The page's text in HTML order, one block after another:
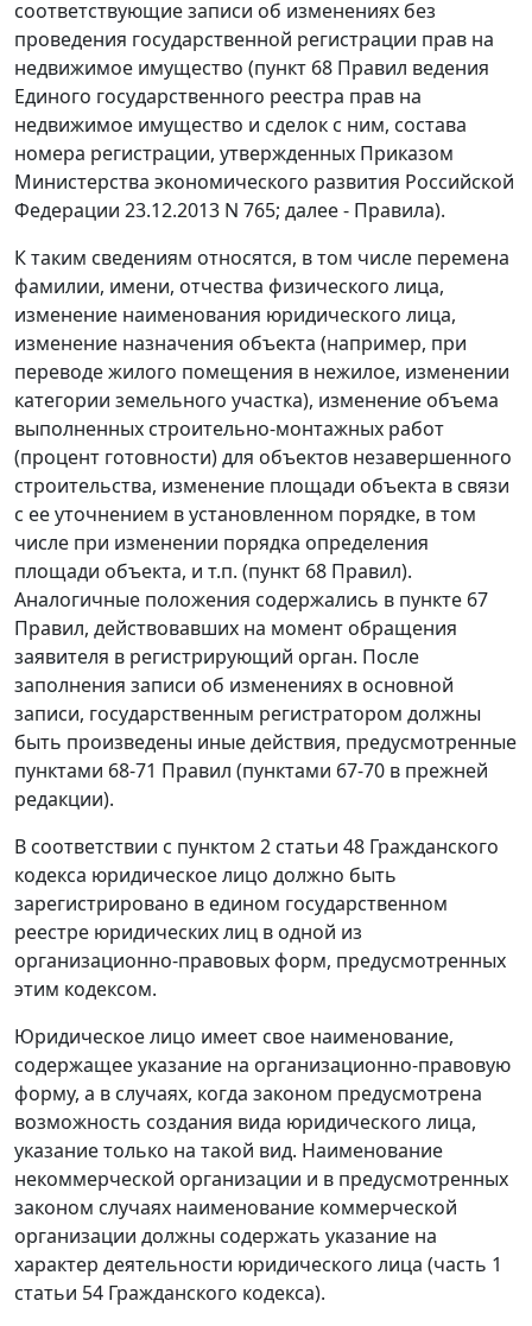
соответствующие записи об изменениях без
проведения государственной регистрации прав на
недвижимое имущество (пункт 68 Правил ведения
Единого государственного реестра прав на
недвижимое имущество и сделок с ним, состава
номера регистрации, утвержденных Приказом
Министерства экономического развития Российской
Федерации 23.12.2013 N 765; далее - Правила).
К таким сведениям относятся, в том числе перемена
фамилии, имени, отчества физического лица,
изменение наименования юридического лица,
изменение назначения объекта (например, при
переводе жилого помещения в нежилое, изменении
категории земельного участка), изменение объема
выполненных строительно-монтажных работ
(процент готовности) для объектов незавершенного
строительства, изменение площади объекта в связи
с ее уточнением в установленном порядке, в том
числе при изменении порядка определения
площади объекта, и т.п. (пункт 68 Правил).
Аналогичные положения содержались в пункте 67
Правил, действовавших на момент обращения
заявителя в регистрирующий орган. После
заполнения записи об изменениях в основной
записи, государственным регистратором должны
быть произведены иные действия, предусмотренные
пунктами 68-71 Правил (пунктами 67-70 в прежней
редакции).
В соответствии с пунктом 2 статьи 48 Гражданского
кодекса юридическое лицо должно быть
зарегистрировано в едином государственном
реестре юридических лиц в одной из
организационно-правовых форм, предусмотренных
этим кодексом.
Юридическое лицо имеет свое наименование,
содержащее указание на организационно-правовую
форму, а в случаях, когда законом предусмотрена
возможность создания вида юридического лица,
указание только на такой вид. Наименование
некоммерческой организации и в предусмотренных
законом случаях наименование коммерческой
организации должны содержать указание на
характер деятельности юридического лица (часть 1
статьи 54 Гражданского кодекса).